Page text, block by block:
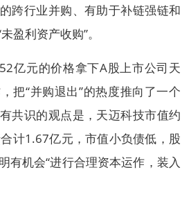
跨行业并购、有助于补链强链和
盈利资产收购”。
亿元的价格拿下A股上市公司天
把“并购退出”的热度推向了一个
共识的观点是，天迈科技市值约
计1.67亿元，市值小负债低，股
有机会“进行合理资本运作，装入